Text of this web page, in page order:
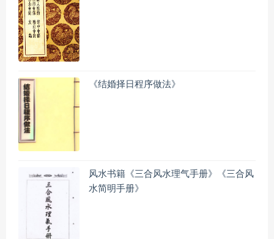
《结婚择日程序做法》
风水书籍《三合风水理气手册》《三合风
水简明手册》